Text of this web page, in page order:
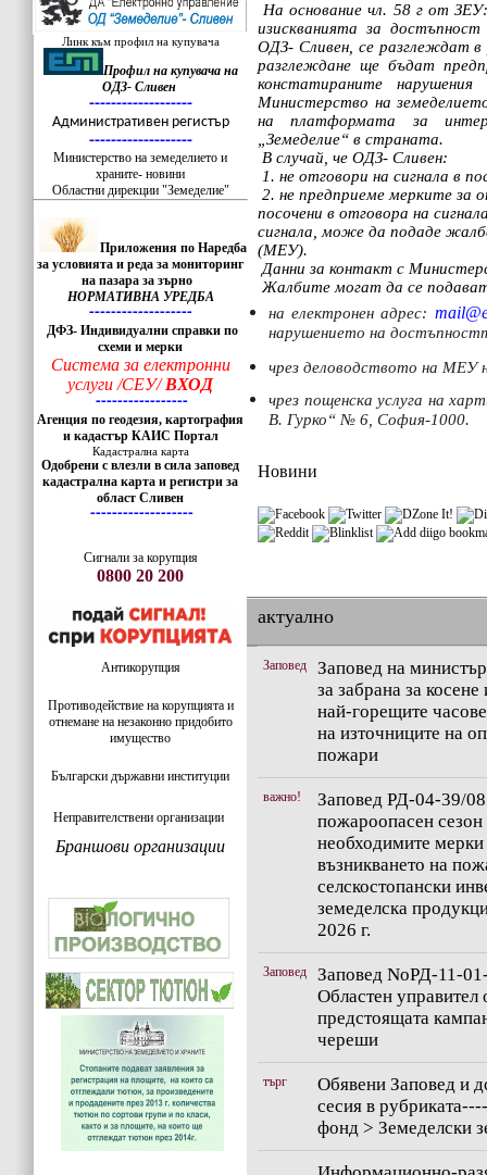
Линк към профил на купувача
Профил на купувача на
ОДЗ- Сливен
-------------------
Административен регистър
-------------------
Министерство на земеделието и
храните- новини
Областни дирекции "Земеделие"
Приложения по Наредба
за условията и реда за мониторинг
на пазара за зърно
НОРМАТИВНА УРЕДБА
-------------------
ДФЗ- Индивидуални справки по
схеми и мерки
Система за електронни
услуги /СЕУ/ВХОД
-----------------
Агенция по геодезия, картография
и кадастър КАИС Портал
Кадастрална карта
Одобрени с влезли в сила заповед
кадастрална карта и регистри за
област Сливен
-------------------
Сигнали за корупция
0800 20 200
Антикорупция
Противодействие на корупцията и
отнемане на незаконно придобито
имущество
Български държавни институции
Неправителствени организации
Браншови организации
На основание чл. 58 г от
изискванията за
ОДЗ- Сливен, се разглеждат
разглеждане ще бъдат
констатираните
Министерство на
на платформата за
„Земеделие“ в страната.
В случай, че ОДЗ- Сливен:
1. не отговори на сигнала в
2. не предприеме мерките за
посочени в отговора на
сигнала, може да подаде
(МЕУ).
Данни за контакт с
Жалбите могат да се
на електронен адрес: mail@
нарушението на
чрез деловодството на МЕУ
чрез пощенска услуга на
В. Гурко“ № 6, София-1000.
Новини
актуално
Заповед
Заповед на
за забрана за
най-горещите
на източниците на
пожари
важно!
Заповед РД-04-39/
пожароопасен
необходимите
възникването на
селскостопански
земеделска
2026 г.
Заповед
Заповед NoРД-11-
Областен управител
предстоящата
череши
търг
Обявени Заповед и
сесия в
фонд > Земеделски
Закона за въвеждане на еврото в РБългария, ОДЗ- Сливен ще превалутира всички левови